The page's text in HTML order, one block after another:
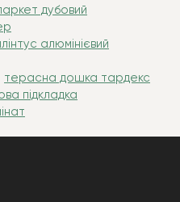
дубовий
алюмінієвий
терасна дошка тардекс
підкладка